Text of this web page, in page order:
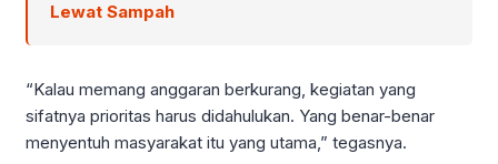
Lewat Sampah
“Kalau memang anggaran berkurang, kegiatan yang
sifatnya prioritas harus didahulukan. Yang benar-benar
menyentuh masyarakat itu yang utama,” tegasnya.